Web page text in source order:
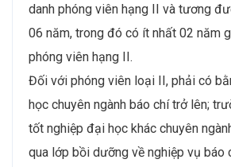
danh phóng viên hạng II và tương
06 năm, trong đó có ít nhất 02 năm
phóng viên hạng II.
Đối với phóng viên loại II, phải có
học chuyên ngành báo chí trở lên;
tốt nghiệp đại học khác chuyên
qua lớp bồi dưỡng về nghiệp vụ báo